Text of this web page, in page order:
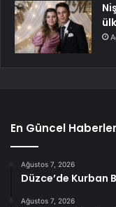
En Güncel Haberler
Ağustos 7, 2026
Düzce’de Kurban
Ağustos 7, 2026